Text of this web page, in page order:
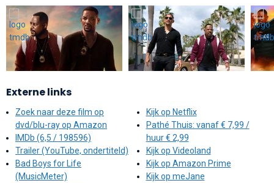
Externe links
Zoek naar deze film op
dvd/blu-ray op Amazon
IMDb (6,5 / 198596)
Trailer (YouTube, ondertiteld)
Bad Boys for Life
(MusicMeter)
Kijk op Netflix
Pathé Thuis: vanaf € 7,99 /
huur € 2,99
Kijk op Videoland
Kijk op Amazon Prime
Kijk op meJane